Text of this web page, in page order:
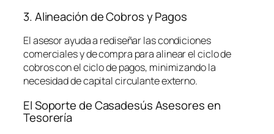
3. Alineación de Cobros y Pagos
El asesor ayuda a rediseñar las condiciones
comerciales y de compra para alinear el ciclo de
cobros con el ciclo de pagos, minimizando la
necesidad de capital circulante externo.
El Soporte de Casadesús Asesores en
Tesorería